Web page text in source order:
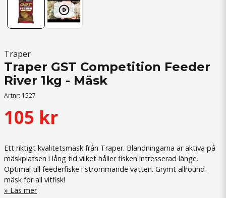
Traper
Traper GST Competition Feeder
River 1kg - Mäsk
Artnr: 1527
105 kr
Ett riktigt kvalitetsmäsk från Traper. Blandningarna är aktiva på
mäskplatsen i lång tid vilket håller fisken intresserad länge.
Optimal till feederfiske i strömmande vatten. Grymt allround-
mäsk för all vitfisk!
Läs mer